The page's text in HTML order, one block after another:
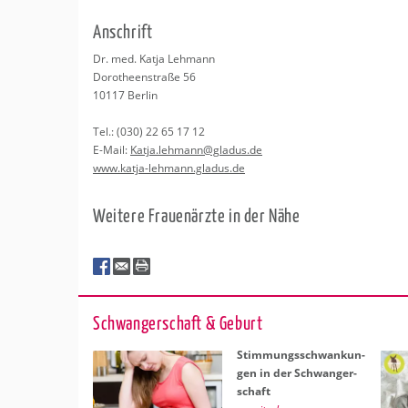
Beratung
Kurse
Regionale Tipps
An­schrift
Dr. med. Katja Leh­mann
Do­ro­the­en­stra­ße 56
10117 Ber­lin
Tel.:(030) 22 65 17 12
E-Mail: Katja.​lehmann@​gladus.​de
www.​katja-​lehmann.​gladus.​de
Wei­te­re Frau­en­ärz­te in der Nähe
Schwan­ger­schaft & Ge­burt
Stim­mungs­schwan­kun­
gen in der Schwan­ger­
schaft